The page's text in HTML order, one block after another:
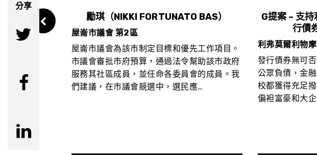
分享
ALLYSSA
（GREG
了讓競選屋
為第 2...
勵琪（NIKKI FORTUNATO BAS）
屋崙市議會 第2區
屋崙市議會為該市制定目標和優先工作項目。
市議會審批市府預算，通過法令幫助該市政府
服務其社區成員，並任命各委員會的成員。我
們建議，在市議會競選中，選民應…
G提案 – 支
行債
利弗莫爾利物摩
發行債券無可
公眾負債，金
校都獲得充足
偏袒富豪和大